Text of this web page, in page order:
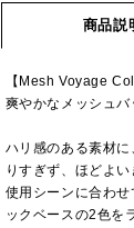
商品説
【Mesh Voyage
爽やかなメッシュ
ハリ感のある素材
りすぎず、ほどよい
使用シーンに合わ
ックベースの2色を